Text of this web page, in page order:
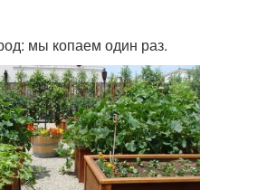
мы копаем один раз.